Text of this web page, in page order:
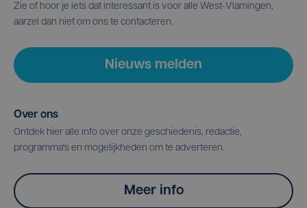
Zie of hoor je iets dat interessant is voor alle West-Vlamingen,
aarzel dan niet om ons te contacteren.
Nieuws melden
Over ons
Ontdek hier alle info over onze geschiedenis, redactie,
programma's en mogelijkheden om te adverteren.
Meer info